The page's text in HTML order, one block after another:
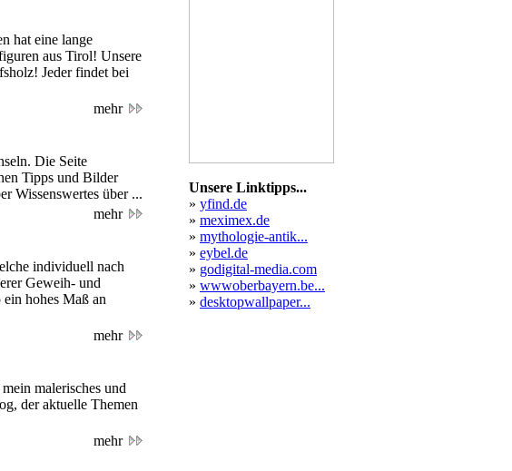
hat eine lange
aus Tirol! Unsere
Jeder findet bei
mehr
Die Seite
Tipps und Bilder
Wissenswertes über ...
mehr
individuell nach
Geweih- und
hohes Maß an
mehr
malerisches und
der aktuelle Themen
mehr
Unsere Linktipps...
» yfind.de
» meximex.de
» mythologie-antik...
» eybel.de
» godigital-media.com
» wwwoberbayern.be...
» desktopwallpaper...